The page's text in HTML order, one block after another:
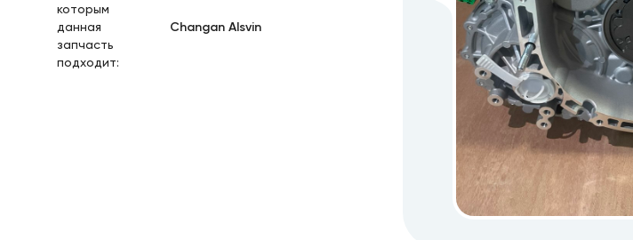
которым
данная
запчасть
подходит:
Changan Alsvin